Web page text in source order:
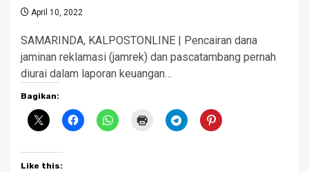
April 10, 2022
SAMARINDA, KALPOSTONLINE | Pencairan dana
jaminan reklamasi (jamrek) dan pascatambang pernah
diurai dalam laporan keuangan…
Bagikan:
Like this: